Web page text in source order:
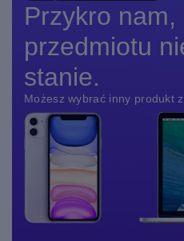
Przykro nam,
przedmiotu
stanie.
Możesz wybrać inny produkt